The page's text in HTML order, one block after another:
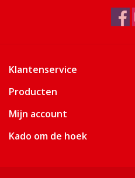
Klantenservice
Producten
Mijn account
Kado om de hoek